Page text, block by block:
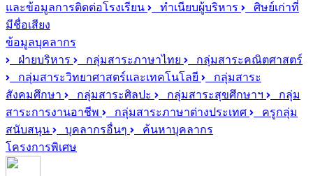
และข้อมูลการติดต่อโรงเรียน
ทำเนียบผู้บริหาร
ศิษย์เก่าที่
มีชื่อเสียง
ข้อมูลบุคลากร
ฝ่ายบริหาร
กลุ่มสาระภาษาไทย
กลุ่มสาระคณิตศาสตร์
กลุ่มสาระวิทยาศาสตร์และเทคโนโลยี
กลุ่มสาระ
สังคมศึกษา
กลุ่มสาระศิลปะ กลุ่มสาระสุขศึกษาฯ
กลุ่ม
สาระการงานอาชีพ
กลุ่มสาระภาษาต่างประเทศ
ครูกลุ่ม
สนับสนุน
บุคลากรอื่นๆ
ค้นหาบุคลากร
โครงการพิเศษ